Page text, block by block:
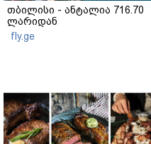
თბილისი - ანტალია 716.70
ლარიდან
fly.ge